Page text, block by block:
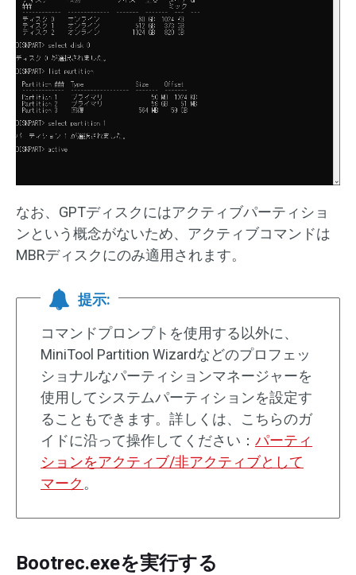
なお、GPTディスクにはアクティブパーティショ
ンという概念がないため、アクティブコマンドは
MBRディスクにのみ適用されます。
提示:
コマンドプロンプトを使用する以外に、
MiniTool Partition Wizardなどのプロフェッ
ショナルなパーティションマネージャーを
使用してシステムパーティションを設定す
ることもできます。詳しくは、こちらのガ
イドに沿って操作してください： パーティ
ションをアクティブ/非アクティブとして
マーク 。
Bootrec.exeを実行する